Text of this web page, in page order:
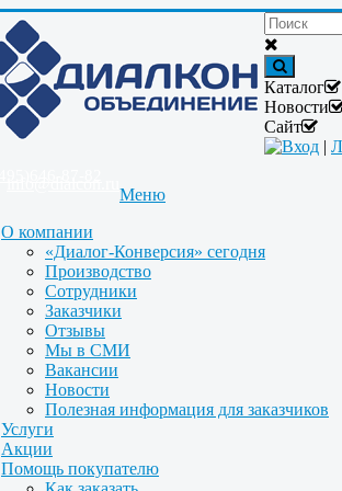
Каталог
Новости
Сайт
Вход |
Меню
О компании
«Диалог-Конверсия» сегодня
Производство
Сотрудники
Заказчики
Отзывы
Мы в СМИ
Вакансии
Новости
Полезная информация для заказчиков
Услуги
Акции
Помощь покупателю